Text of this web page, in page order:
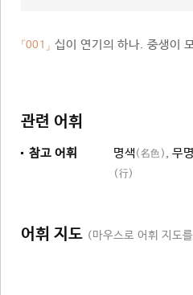
「001」 십이 연기의 하나. 중생이
관련 어휘
참고 어휘 명색 (名色) , 무명
(行)
어휘 지도 (마우스로 어휘 지도